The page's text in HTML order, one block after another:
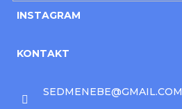
INSTAGRAM
KONTAKT
SEDMENEBE@GMAIL.COM